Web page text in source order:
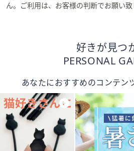
ん。ご利用は、お客様の判断でお願い致
好きが見つ
PERSONAL
あなたにおすすめのコンテン